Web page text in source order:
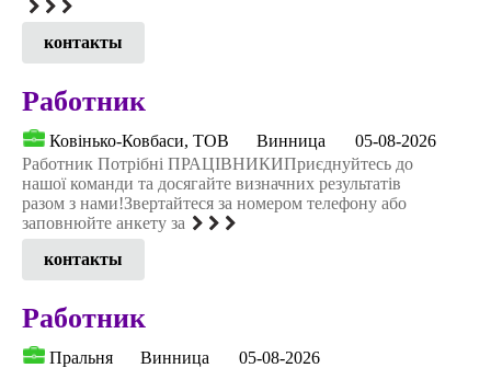
контакты
Работник
Ковінько-Ковбаси, ТОВ Винница
05-08-2026
Работник Потрібні ПРАЦІВНИКИПриєднуйтесь до
нашої команди та досягайте визначних результатів
разом з нами!Звертайтеся за номером телефону або
заповнюйте анкету за
контакты
Работник
Пральня Винница
05-08-2026